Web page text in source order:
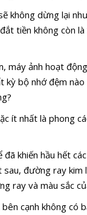
không dừng lại
tiền không còn
máy ảnh hoạt
kỳ bộ nhớ đệm
ít nhất là phong
khiến hầu hết
đường ray kim
ray và màu sắc
cạnh không có